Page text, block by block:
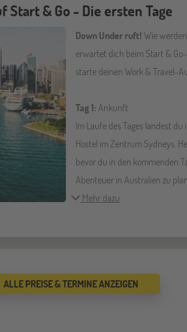
Start & Go - Die ersten Tage
Down Under ruft!Wie
erwartet dich beim Start &
starte deinen Work & Travel-
Tag 1:Ankunft
Im Laufe des Tages landest
Hostel im Zentrum Sydneys.
bevor du in den kommenden
Abenteuer in Australien zu
Mehr dazu
ALLE PREISE & TERMINE ANZEIGEN